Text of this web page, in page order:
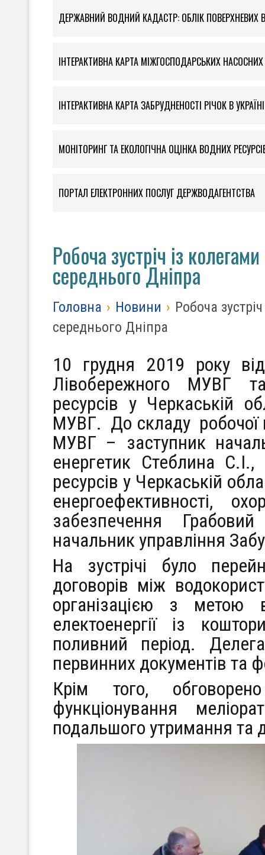
ДЕРЖАВНИЙ ВОДНИЙ КАДАСТР: ОБЛІК ПОВЕРХНЕВИХ
ІНТЕРАКТИВНА КАРТА МІЖГОСПОДАРСЬКИХ
ІНТЕРАКТИВНА КАРТА ЗАБРУДНЕНОСТІ РІЧОК В УКРАЇНІ
МОНІТОРИНГ ТА ЕКОЛОГІЧНА ОЦІНКА ВОДНИХ
ПОРТАЛ ЕЛЕКТРОННИХ ПОСЛУГ ДЕРЖВОДАГЕНТСТВА
Робоча зустріч із
середнього Дніпра
Головна › Новини › Робоча
середнього Дніпра
10 грудня 2019 року
Лівобережного МУВГ
ресурсів у Черкаській
МУВГ. До складу робочої
МУВГ – заступник
енергетик Стеблина С.І.,
ресурсів у Черкаській
енергоефективності,
забезпечення
начальник управління
На зустрічі було
договорів між
організацією з метою
електоенергії із
поливний період.
первинних документів та
Крім того,
функціонування
подальшого утримання та